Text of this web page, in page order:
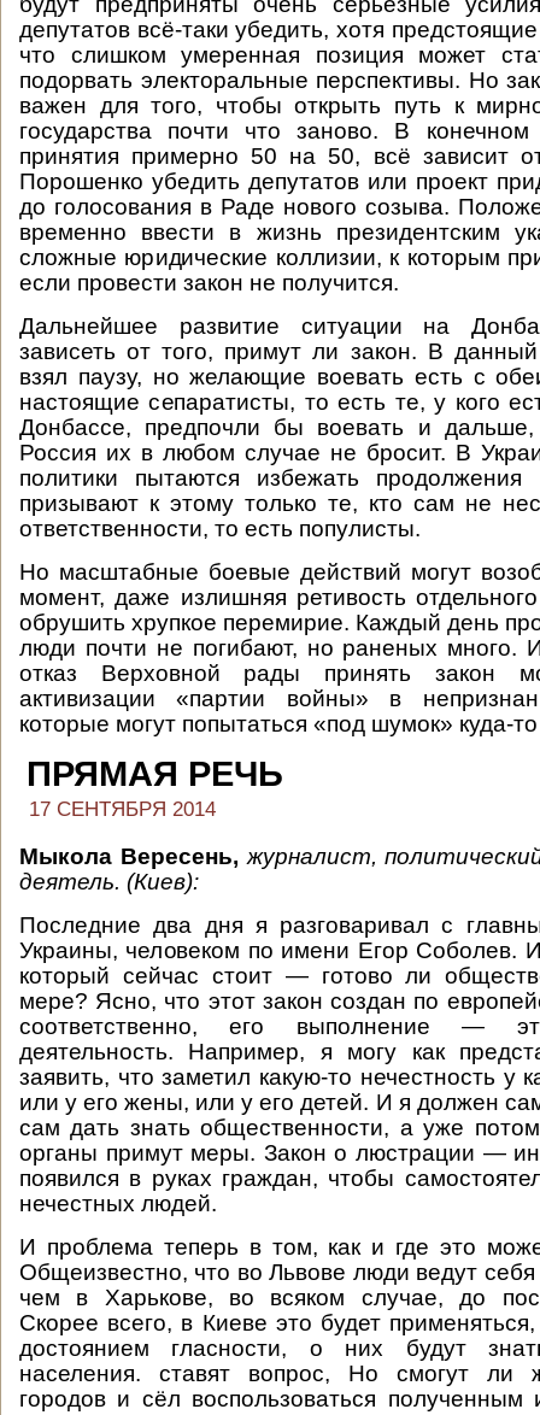
депутатов всё-таки убедить, хотя
что слишком умеренная позиция может
подорвать электоральные перспективы. Но
важен для того, чтобы открыть путь к
государства почти что заново. В
принятия примерно 50 на 50, всё зависит
Порошенко убедить депутатов или проект
до голосования в Раде нового созыва.
временно ввести в жизнь президентским
сложные юридические коллизии, к которым
если провести закон не получится.
Дальнейшее развитие ситуации на
зависеть от того, примут ли закон. В
взял паузу, но желающие воевать есть с
настоящие сепаратисты, то есть те, у кого
Донбассе, предпочли бы воевать и дальше,
Россия их в любом случае не бросит. В
политики пытаются избежать продолжения
призывают к этому только те, кто сам не
ответственности, то есть популисты.
Но масштабные боевые действий могут
момент, даже излишняя ретивость
обрушить хрупкое перемирие. Каждый день
люди почти не погибают, но раненых много.
отказ Верховной рады принять закон
активизации «партии войны» в
которые могут попытаться «под шумок» куда-
ПРЯМАЯ РЕЧЬ
17 СЕНТЯБРЯ 2014
Мыкола Вересень, журналист,
деятель. (Киев):
Последние два дня я разговаривал с
Украины, человеком по имени Егор Соболев.
который сейчас стоит — готово ли
мере? Ясно, что этот закон создан по
соответственно, его выполнение —
деятельность. Например, я могу как
заявить, что заметил какую-то нечестность у
или у его жены, или у его детей. И я должен
сам дать знать общественности, а уже
органы примут меры. Закон о люстрации —
появился в руках граждан, чтобы
нечестных людей.
И проблема теперь в том, как и где это
Общеизвестно, что во Львове люди ведут себя
чем в Харькове, во всяком случае, до
Скорее всего, в Киеве это будет
достоянием гласности, о них будут
населения. ставят вопрос, Но смогут ли
городов и сёл воспользоваться полученным